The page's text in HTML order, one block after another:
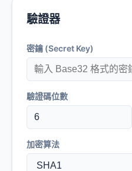
驗證器
密鑰 (Secret Key)
驗證碼位數
加密算法